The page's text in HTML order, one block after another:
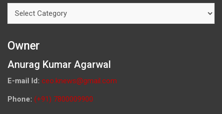
Owner
Anurag Kumar Agarwal
E-mail Id: ceo.knews@gmail.com
Phone: (+91) 7800009900